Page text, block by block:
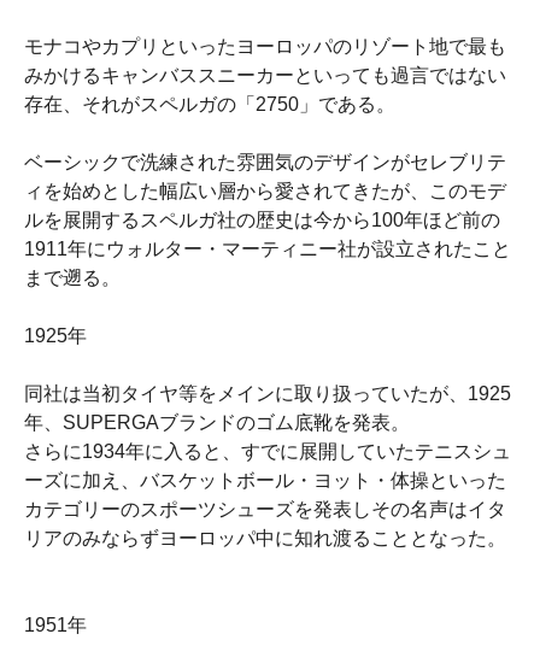
モナコやカプリといったヨーロッパのリゾート地で最も
みかけるキャンバススニーカーといっても過言ではない
存在、それがスペルガの「2750」である。
ベーシックで洗練された雰囲気のデザインがセレブリテ
ィを始めとした幅広い層から愛されてきたが、このモデ
ルを展開するスペルガ社の歴史は今から100年ほど前の
1911年にウォルター・マーティニー社が設立されたこと
まで遡る。
1925年
同社は当初タイヤ等をメインに取り扱っていたが、1925
年、SUPERGAブランドのゴム底靴を発表。
さらに1934年に入ると、すでに展開していたテニスシュ
ーズに加え、バスケットボール・ヨット・体操といった
カテゴリーのスポーツシューズを発表しその名声はイタ
リアのみならずヨーロッパ中に知れ渡ることとなった。
1951年